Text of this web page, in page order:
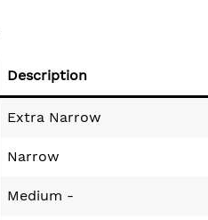
Description
Extra Narrow
Narrow
Medium -